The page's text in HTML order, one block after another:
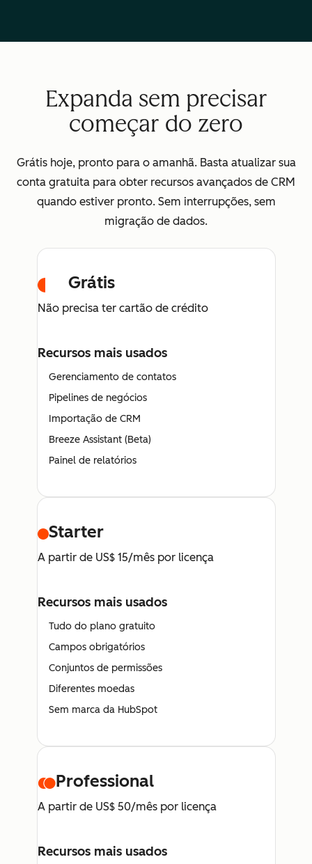
Expanda sem precisar
começar do zero
Grátis hoje, pronto para o amanhã. Basta atualizar sua
conta gratuita para obter recursos avançados de CRM
quando estiver pronto. Sem interrupções, sem
migração de dados.
Grátis
Não precisa ter cartão de crédito
Recursos mais usados
Gerenciamento de contatos
Pipelines de negócios
Importação de CRM
Breeze Assistant (Beta)
Painel de relatórios
Starter
A partir de US$ 15/mês por licença
Recursos mais usados
Tudo do plano gratuito
Campos obrigatórios
Conjuntos de permissões
Diferentes moedas
Sem marca da HubSpot
Professional
A partir de US$ 50/mês por licença
Recursos mais usados